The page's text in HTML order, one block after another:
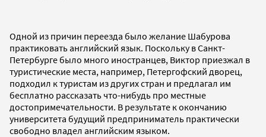
Одной из причин переезда было желание Шабурова
практиковать английский язык. Поскольку в Санкт-
Петербурге было много иностранцев, Виктор приезжал в
туристические места, например, Петергофский дворец,
подходил к туристам из других стран и предлагал им
бесплатно рассказать что-нибудь про местные
достопримечательности. В результате к окончанию
университета будущий предприниматель практически
свободно владел английским языком.